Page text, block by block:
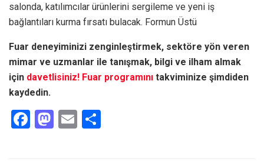
salonda, katılımcılar ürünlerini sergileme ve yeni iş
bağlantıları kurma fırsatı bulacak. Formun Üstü
Fuar deneyiminizi zenginleştirmek, sektöre yön veren
mimar ve uzmanlar ile tanışmak, bilgi ve ilham almak
için davetlisiniz! Fuar programını takviminize şimdiden
kaydedin.
F
M E